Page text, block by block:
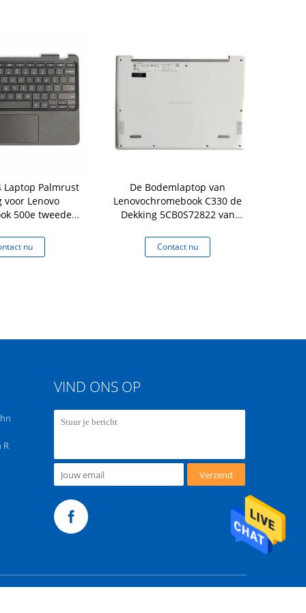
Laptop Palmrust
voor Lenovo
500e tweede
nu
De Bodemlaptop van
Lenovochromebook C330 de
Dekking 5CB0S72822 van
Contact nu
R
VIND ONS OP
Verzend